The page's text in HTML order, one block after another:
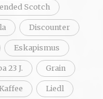
Scotch
Discounter
Eskapismus
23 J. Grain
Kaffee Liedl